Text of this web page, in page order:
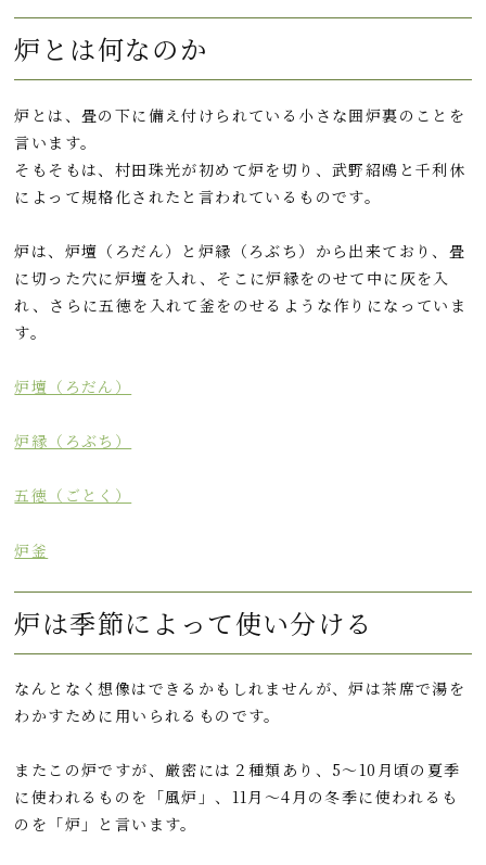
炉とは何なのか
炉とは、畳の下に備え付けられている小さな囲炉裏のことを
言います。
そもそもは、村田珠光が初めて炉を切り、武野紹鴎と千利休
によって規格化されたと言われているものです。
炉は、炉壇（ろだん）と炉縁（ろぶち）から出来ており、畳
に切った穴に炉壇を入れ、そこに炉縁をのせて中に灰を入
れ、さらに五徳を入れて釜をのせるような作りになっていま
す。
炉壇（ろだん）
炉縁（ろぶち）
五徳（ごとく）
炉釜
炉は季節によって使い分ける
なんとなく想像はできるかもしれませんが、炉は茶席で湯を
わかすために用いられるものです。
またこの炉ですが、厳密には２種類あり、5～10月頃の夏季
に使われるものを「風炉」、11月～4月の冬季に使われるも
のを「炉」と言います。